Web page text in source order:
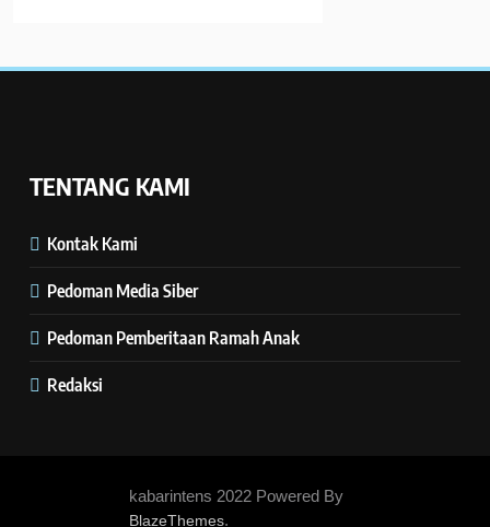
TENTANG KAMI
Kontak Kami
Pedoman Media Siber
Pedoman Pemberitaan Ramah Anak
Redaksi
kabarintens 2022 Powered By
BlazeThemes.